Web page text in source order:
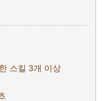
스킬 3개 이상